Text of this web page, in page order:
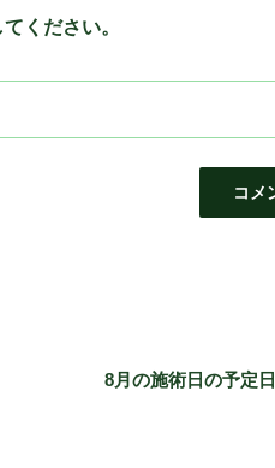
ください。
8月の施術日の予定